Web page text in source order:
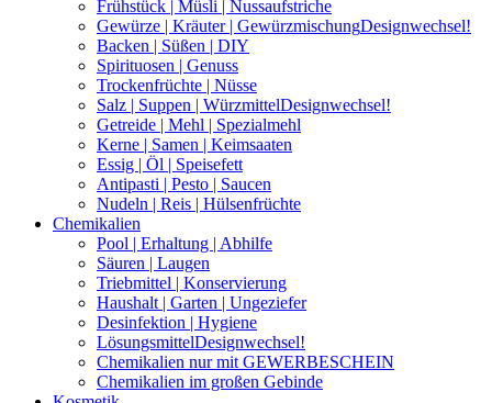
Frühstück | Müsli | Nussaufstriche
Gewürze | Kräuter | GewürzmischungDesignwechsel!
Backen | Süßen | DIY
Spirituosen | Genuss
Trockenfrüchte | Nüsse
Salz | Suppen | WürzmittelDesignwechsel!
Getreide | Mehl | Spezialmehl
Kerne | Samen | Keimsaaten
Essig | Öl | Speisefett
Antipasti | Pesto | Saucen
Nudeln | Reis | Hülsenfrüchte
Chemikalien
Pool | Erhaltung | Abhilfe
Säuren | Laugen
Triebmittel | Konservierung
Haushalt | Garten | Ungeziefer
Desinfektion | Hygiene
LösungsmittelDesignwechsel!
Chemikalien nur mit GEWERBESCHEIN
Chemikalien im großen Gebinde